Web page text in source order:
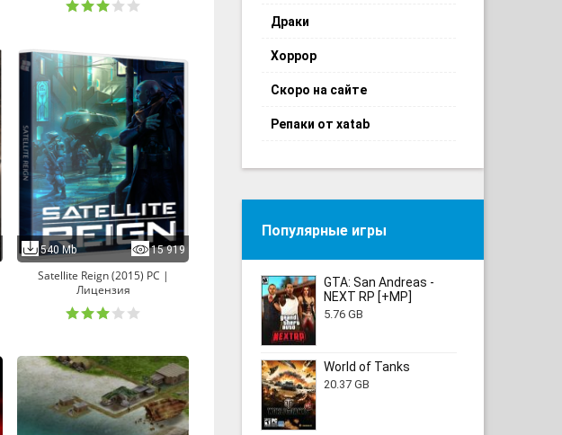
540 Mb 15 919
Satellite Reign (2015) PC |
Лицензия
Драки
Хоррор
Скоро на сайте
Репаки от xatab
Популярные игры
GTA: San Andreas -
NEXT RP [+MP]
5.76 GB
World of Tanks
20.37 GB